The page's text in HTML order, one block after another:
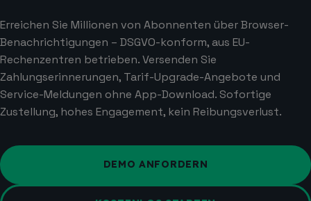
Erreichen Sie Millionen von Abonnenten über Browser-
Benachrichtigungen – DSGVO-konform, aus EU-
Rechenzentren betrieben. Versenden Sie
Zahlungserinnerungen, Tarif-Upgrade-Angebote und
Service-Meldungen ohne App-Download. Sofortige
Zustellung, hohes Engagement, kein Reibungsverlust.
DEMO ANFORDERN